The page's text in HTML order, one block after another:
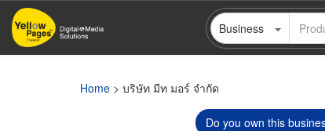
Skip
main
Business
Home > บริษัท มีท มอร์ จำกัด
Do you own this